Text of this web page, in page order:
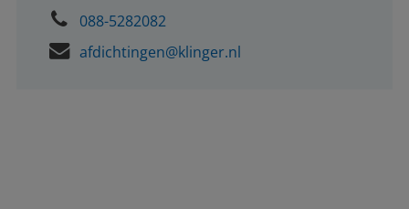
088-5282082
afdichtingen@klinger.nl